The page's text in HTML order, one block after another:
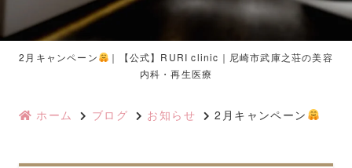
2月キャンペーン
｜【公式】RURI clinic｜尼崎市武庫之荘の美容
内科・再生医療
ホーム ブログ お知らせ 2月キャンペーン